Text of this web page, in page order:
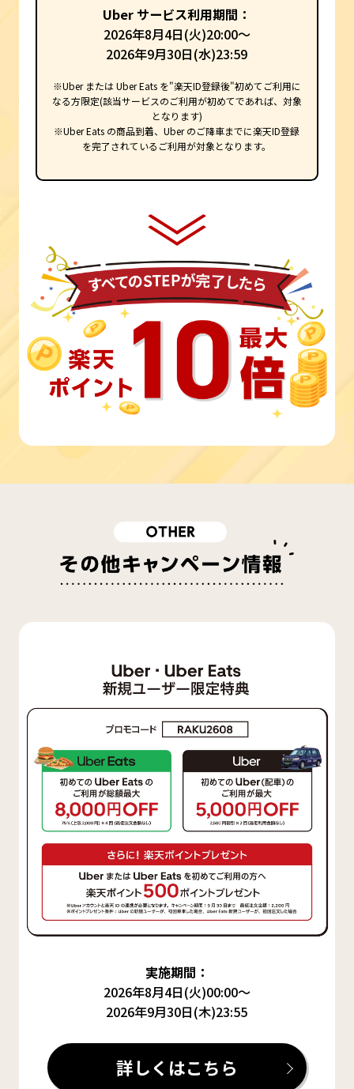
Uber サービス利用期間：
2026年8月4日(火)20:00～
2026年9月30日(水)23:59
※Uber または Uber Eats を"楽天ID登録後"初めてご利用に
なる方限定(該当サービスのご利用が初めてであれば、対象
となります)
※Uber Eats の商品到着、Uber のご降車までに楽天ID登録
を完了されているご利用が対象となります。
実施期間：
2026年8月4日(火)00:00～
2026年9月30日(木)23:55
詳しくはこちら